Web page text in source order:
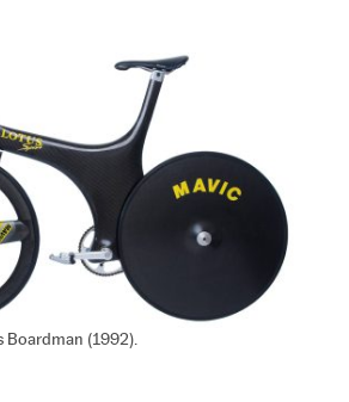
Boardman (1992).